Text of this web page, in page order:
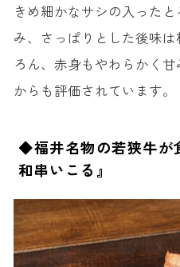
きめ細かなサシの入った
み、さっぱりとした後味
ろん、赤身もやわらかく
からも評価されています。
◆福井名物の若狭牛が
和串いこる』